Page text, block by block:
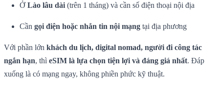
Ở Lào lâu dài (trên 1 tháng) và cần số điện thoại nội địa
Cần gọi điện hoặc nhắn tin nội mạng tại địa phương
Với phần lớn khách du lịch, digital nomad, người đi công tác
ngắn hạn, thì eSIM là lựa chọn tiện lợi và đáng giá nhất. Đáp
xuống là có mạng ngay, không phiền phức kỹ thuật.